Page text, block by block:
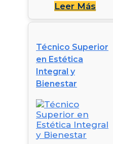
Leer Más
Técnico Superior
en Estética
Integral y
Bienestar